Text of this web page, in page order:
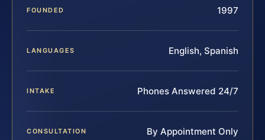
FOUNDED 1997
LANGUAGES English, Spanish
INTAKE Phones Answered 24/7
CONSULTATION By Appointment Only